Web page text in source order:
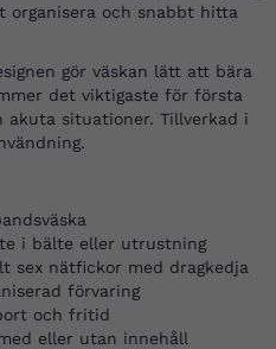
och snabbt hitta
gör väskan lätt att bära
det viktigaste för första
akuta situationer. Tillverkad i
i bälte eller utrustning
sex nätfickor med dragkedja
förvaring
och fritid
eller utan innehåll